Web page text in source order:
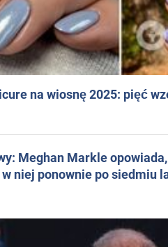
na wiosnę 2025: pięć
Meghan Markle
niej ponownie po siedmiu